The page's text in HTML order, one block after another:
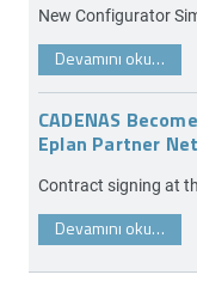
New Configurator
Devamını oku…
CADENAS
Eplan Partner
Contract signing at
Devamını oku…